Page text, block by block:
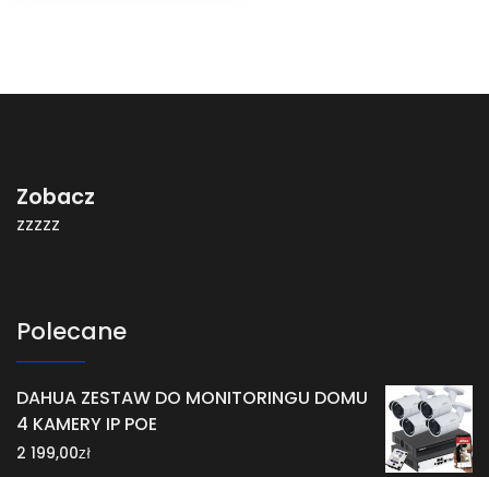
Zobacz
zzzzz
Polecane
DAHUA ZESTAW DO MONITORINGU DOMU
4 KAMERY IP POE
2 199,00zł